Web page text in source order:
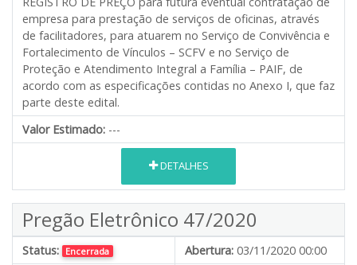
empresa para prestação de serviços de oficinas, através
de facilitadores, para atuarem no Serviço de Convivência e
Fortalecimento de Vínculos – SCFV e no Serviço de
Proteção e Atendimento Integral a Família – PAIF, de
acordo com as especificações contidas no Anexo I, que faz
parte deste edital.
Valor Estimado: ---
DETALHES
Pregão Eletrônico 47/2020
Status: Encerrada Abertura: 03/11/2020 00:00